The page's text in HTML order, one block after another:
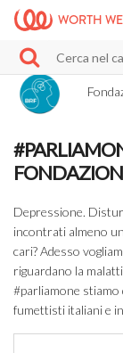
WORTH
Depressione.
incontrati almeno
cari? Adesso
riguardano la
#parliamone stiamo
fumettisti italiani e